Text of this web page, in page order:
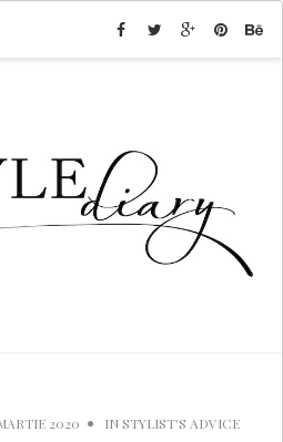
2020 IN STYLIST'S ADVICE